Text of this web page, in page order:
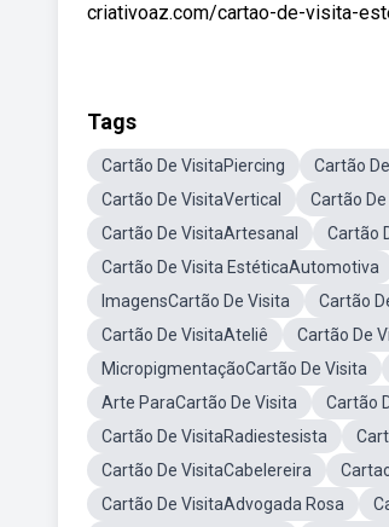
criativoaz.com/cartao-de-visita-
Tags
Cartão De VisitaPiercing Cartão
Cartão De VisitaVertical
Cartão
Cartão De VisitaArtesanal
Cartão
Cartão De Visita EstéticaAutomotiva
ImagensCartão De Visita
Cartão
Cartão De VisitaAteliê
Cartão De
MicropigmentaçãoCartão De Visita
Arte ParaCartão De Visita
Cartão
Cartão De VisitaRadiestesista
Cartão De VisitaCabelereira
Cartão De VisitaAdvogada Rosa